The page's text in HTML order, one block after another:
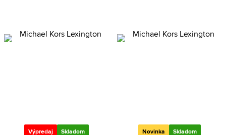
Výpredaj Skladom Novinka Skladom